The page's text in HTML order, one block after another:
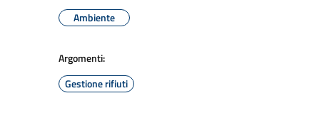
Ambiente
Argomenti:
Gestione rifiuti